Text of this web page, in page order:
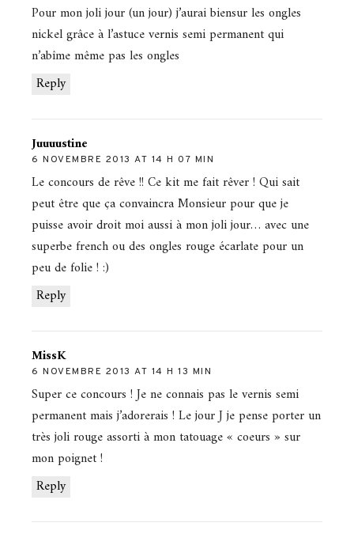
Reply
Pour mon joli jour (un jour) j’aurai biensur les ongles
nickel grâce à l’astuce vernis semi permanent qui
n’abîme même pas les ongles
Juuuustine
6 NOVEMBRE 2013 AT 14 H 07 MIN
Reply
Le concours de rêve !! Ce kit me fait rêver ! Qui sait
peut être que ça convaincra Monsieur pour que je
puisse avoir droit moi aussi à mon joli jour… avec une
superbe french ou des ongles rouge écarlate pour un
peu de folie ! :)
MissK
6 NOVEMBRE 2013 AT 14 H 13 MIN
Reply
Super ce concours ! Je ne connais pas le vernis semi
permanent mais j’adorerais ! Le jour J je pense porter un
très joli rouge assorti à mon tatouage « coeurs » sur
mon poignet !